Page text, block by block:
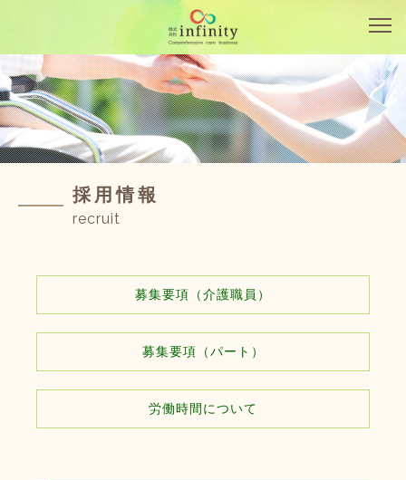
採用情報
recruit
募集要項（介護職員）
募集要項（パート）
労働時間について